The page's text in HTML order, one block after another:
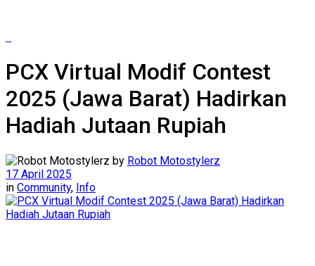
PCX Virtual Modif Contest
2025 (Jawa Barat) Hadirkan
Hadiah Jutaan Rupiah
by Robot Motostylerz
17 April 2025
in Community, Info